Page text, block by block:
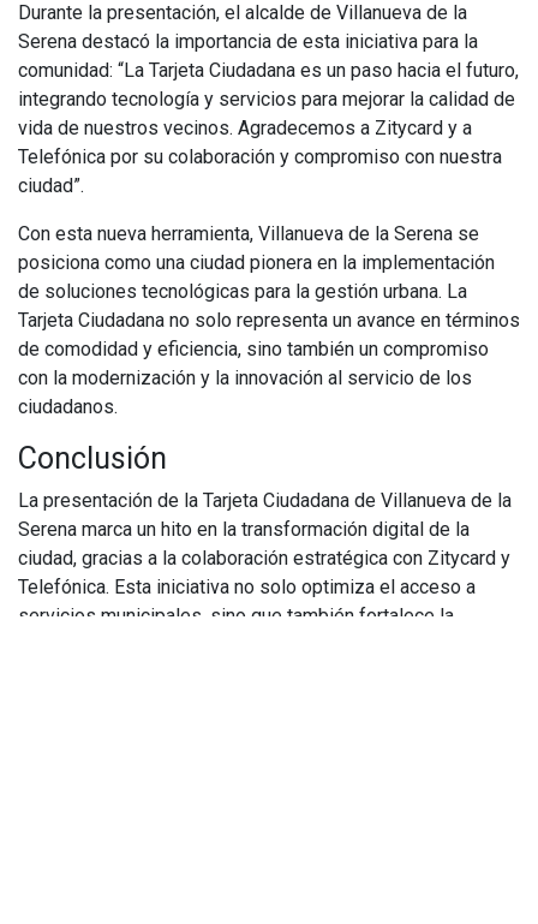
Durante la presentación, el alcalde de Villanueva de la
Serena destacó la importancia de esta iniciativa para la
comunidad: “La Tarjeta Ciudadana es un paso hacia el futuro,
integrando tecnología y servicios para mejorar la calidad de
vida de nuestros vecinos. Agradecemos a Zitycard y a
Telefónica por su colaboración y compromiso con nuestra
ciudad”.
Con esta nueva herramienta, Villanueva de la Serena se
posiciona como una ciudad pionera en la implementación
de soluciones tecnológicas para la gestión urbana. La
Tarjeta Ciudadana no solo representa un avance en términos
de comodidad y eficiencia, sino también un compromiso
con la modernización y la innovación al servicio de los
ciudadanos.
Conclusión
La presentación de la Tarjeta Ciudadana de Villanueva de la
Serena marca un hito en la transformación digital de la
ciudad, gracias a la colaboración estratégica con Zitycard y
Telefónica. Esta iniciativa no solo optimiza el acceso a
servicios municipales, sino que también fortalece la